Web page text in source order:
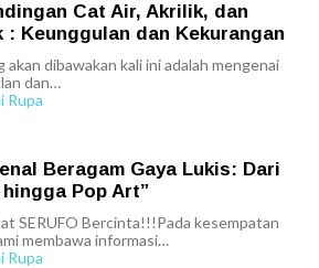
Cat Air, Akrilik, dan
: Keunggulan dan Kekurangan
akan dibawakan kali ini adalah mengenai
dan…
Rupa
Beragam Gaya Lukis: Dari
Pop Art”
SERUFO Bercinta!!!Pada kesempatan
membawa informasi…
Rupa